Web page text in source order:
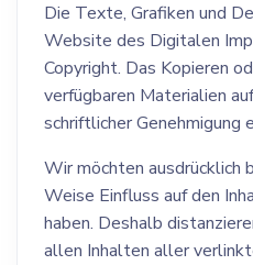
Die Texte, Grafiken und
Website des Digitalen
Copyright. Das Kopieren
verfügbaren Materialien
schriftlicher Genehmigung
Wir möchten ausdrücklich
Weise Einfluss auf den
haben. Deshalb
allen Inhalten aller